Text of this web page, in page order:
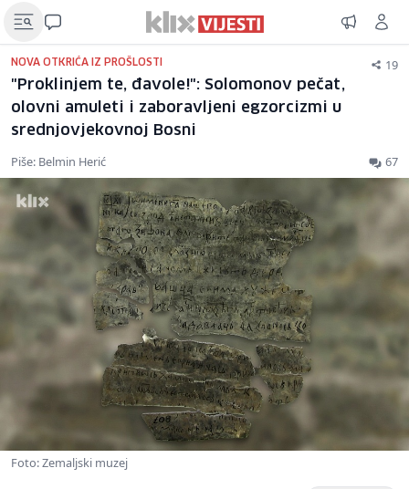
NOVA OTKRIĆA IZ PROŠLOSTI 19
"Proklinjem te, đavole!": Solomonov pečat,
olovni amuleti i zaboravljeni egzorcizmi u
srednjovjekovnoj Bosni
Piše: Belmin Herić 67
Foto: Zemaljski muzej